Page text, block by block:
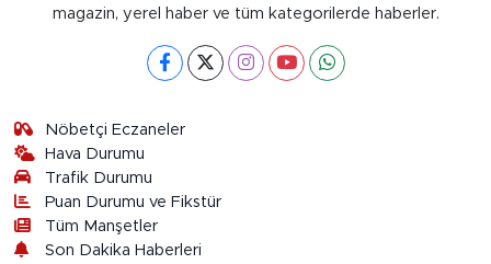
magazin, yerel haber ve tüm kategorilerde haberler.
Nöbetçi Eczaneler
Hava Durumu
Trafik Durumu
Puan Durumu ve Fikstür
Tüm Manşetler
Son Dakika Haberleri